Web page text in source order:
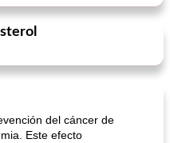
del cáncer de
Este efecto